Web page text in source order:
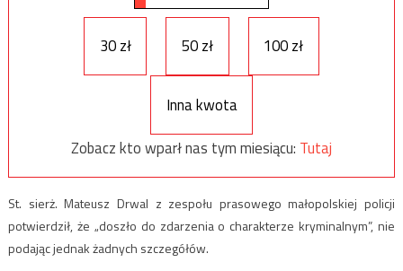
30 zł 50 zł 100 zł
Inna kwota
Zobacz kto wparł nas tym miesiącu: Tutaj
St. sierż. Mateusz Drwal z zespołu prasowego małopolskiej policji
potwierdził, że „doszło do zdarzenia o charakterze kryminalnym”, nie
podając jednak żadnych szczegółów.